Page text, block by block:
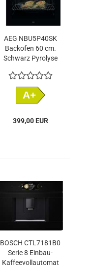
AEG NBU5P40SK
Backofen 60 cm.
Schwarz Pyrolyse
A+
399,00 EUR
BOSCH CTL7181B0
Serie 8 Einbau-
Kaffeevollautomat